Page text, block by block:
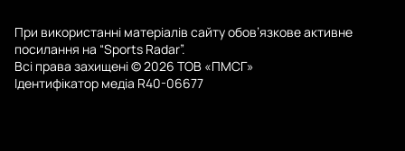
При використанні матеріалів сайту обов’язкове активне
посилання на “Sports Radar”.
Всі права захищені © 2026 ТОВ «ПМСГ»
Ідентифікатор медіа R40-06677